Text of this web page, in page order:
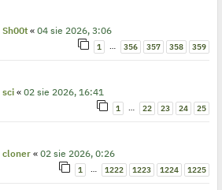
Sh00t « 04 sie 2026, 3:06
1 … 356 357 358 359
sci « 02 sie 2026, 16:41
1 … 22 23 24 25
cloner « 02 sie 2026, 0:26
1 … 1222 1223 1224 1225